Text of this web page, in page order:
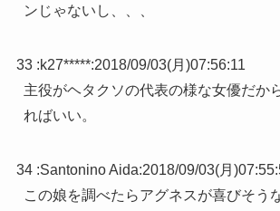
ンじゃないし、、、
33 :k27*****:2018/09/03(月)07:56:11
主役がヘタクソの代表の様な女優だか
ればいい。
34 :Santonino Aida:2018/09/03(月
この娘を調べたらアグネスが喜びそう